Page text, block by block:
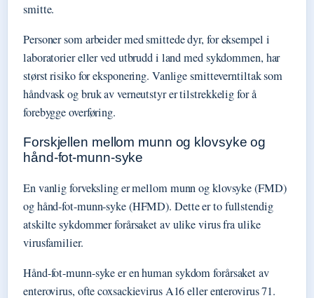
smitte.
Personer som arbeider med smittede dyr, for eksempel i
laboratorier eller ved utbrudd i land med sykdommen, har
størst risiko for eksponering. Vanlige smitteverntiltak som
håndvask og bruk av verneutstyr er tilstrekkelig for å
forebygge overføring.
Forskjellen mellom munn og klovsyke og
hånd-fot-munn-syke
En vanlig forveksling er mellom munn og klovsyke (FMD)
og hånd-fot-munn-syke (HFMD). Dette er to fullstendig
atskilte sykdommer forårsaket av ulike virus fra ulike
virusfamilier.
Hånd-fot-munn-syke er en human sykdom forårsaket av
enterovirus, ofte coxsackievirus A16 eller enterovirus 71.